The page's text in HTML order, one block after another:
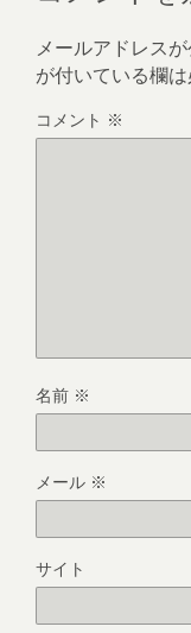
メールアドレス
が付いている欄
コメント ※
名前 ※
メール ※
サイト